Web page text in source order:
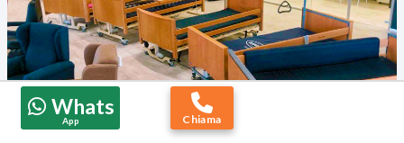
Whats
App Chiama